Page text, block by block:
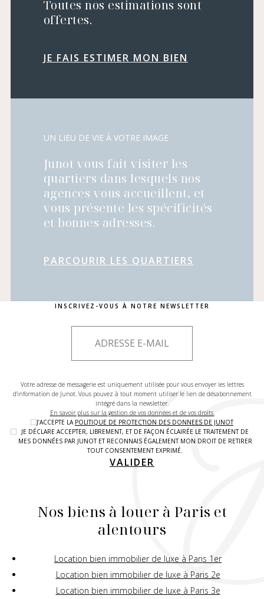
Toutes nos estimations sont
offertes.
JE FAIS ESTIMER MON BIEN
UN LIEU DE VIE À VOTRE IMAGE
Junot vous fait visiter les
quartiers dans lesquels nos
agences vous accueillent, et
vous présente les spécificités
et bonnes adresses.
PARCOURIR LES QUARTIERS
INSCRIVEZ-VOUS À NOTRE NEWSLETTER
Votre adresse de messagerie est uniquement utilisée pour vous envoyer les lettres
d'information de Junot. Vous pouvez à tout moment utiliser le lien de désabonnement
intégré dans la newsletter.
En savoir plus sur la gestion de vos données et de vos droits.
J’ACCEPTE LA POLITIQUE DE PROTECTION DES DONNEES DE JUNOT
JE DÉCLARE ACCEPTER, LIBREMENT, ET DE FAÇON ÉCLAIRÉE LE TRAITEMENT DE
MES DONNÉES PAR JUNOT ET RECONNAIS ÉGALEMENT MON DROIT DE RETIRER
TOUT CONSENTEMENT EXPRIMÉ.
VALIDER
Nos biens à louer à Paris et
alentours
Location bien immobilier de luxe à Paris 1er
Location bien immobilier de luxe à Paris 2e
Location bien immobilier de luxe à Paris 3e